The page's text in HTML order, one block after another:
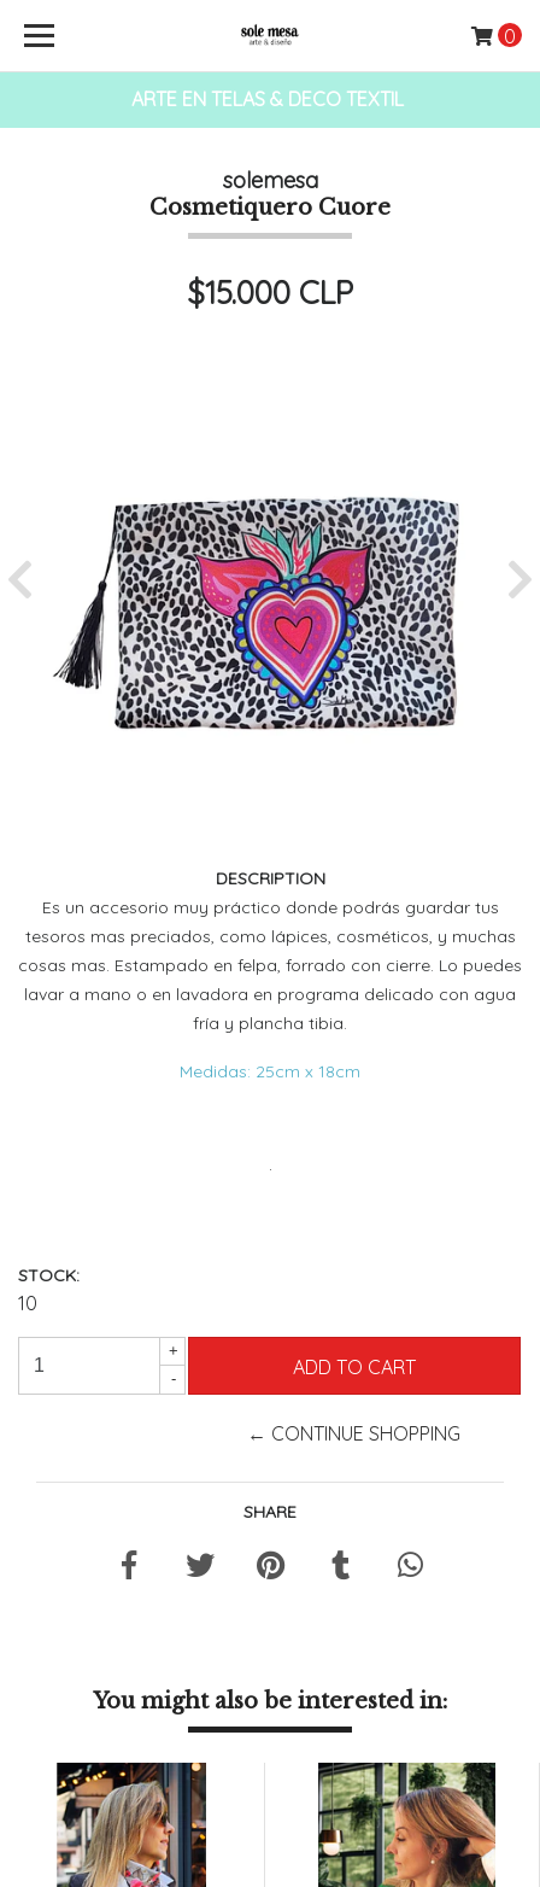
ARTE EN TELAS & DECO TEXTIL
0
solemesa
Cosmetiquero Cuore
$15.000 CLP
Previous
DESCRIPTION
Es un accesorio muy práctico donde podrás guardar tus
tesoros mas preciados, como lápices, cosméticos, y muchas
cosas mas. Estampado en felpa, forrado con cierre. Lo puedes
lavar a mano o en lavadora en programa delicado con agua
fría y plancha tibia.
Medidas: 25cm x 18cm
.
STOCK:
10
+
-
← CONTINUE SHOPPING
SHARE
You might also be interested in: